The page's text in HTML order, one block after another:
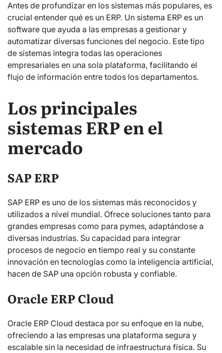
Antes de profundizar en los sistemas más populares, es
crucial entender qué es un ERP. Un sistema ERP es un
software que ayuda a las empresas a gestionar y
automatizar diversas funciones del negocio. Este tipo
de sistemas integra todas las operaciones
empresariales en una sola plataforma, facilitando el
flujo de información entre todos los departamentos.
Los principales
sistemas ERP en el
mercado
SAP ERP
SAP ERP es uno de los sistemas más reconocidos y
utilizados a nivel mundial. Ofrece soluciones tanto para
grandes empresas como para pymes, adaptándose a
diversas industrias. Su capacidad para integrar
procesos de negocio en tiempo real y su constante
innovación en tecnologías como la inteligencia artificial,
hacen de SAP una opción robusta y confiable.
Oracle ERP Cloud
Oracle ERP Cloud destaca por su enfoque en la nube,
ofreciendo a las empresas una plataforma segura y
escalable sin la necesidad de infraestructura física. Su